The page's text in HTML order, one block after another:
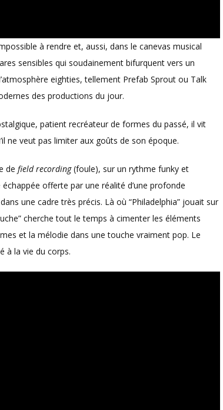
à rendre et, aussi, dans le canevas musical
sensibles qui soudainement bifurquent vers un
eighties, tellement Prefab Sprout ou Talk
des productions du jour.
patient recréateur de formes du passé, il vit
ne veut pas limiter aux goûts de son époque.
de field recording(foule), sur un rythme funky et
offerte par une réalité d’une profonde
une cadre très précis. Là où “Philadelphia” jouait sur
cherche tout le temps à cimenter les éléments
et la mélodie dans une touche vraiment pop. Le
à la vie du corps.